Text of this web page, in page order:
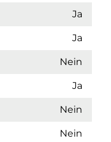
Ja
Ja
Nein
Ja
Nein
Nein